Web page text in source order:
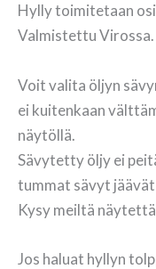
Hylly toimitetaan
Valmistettu Virossa.
Voit valita öljyn
ei kuitenkaan
näytöllä.
Sävytetty öljy ei
tummat sävyt
Kysy meiltä
Jos haluat hyllyn